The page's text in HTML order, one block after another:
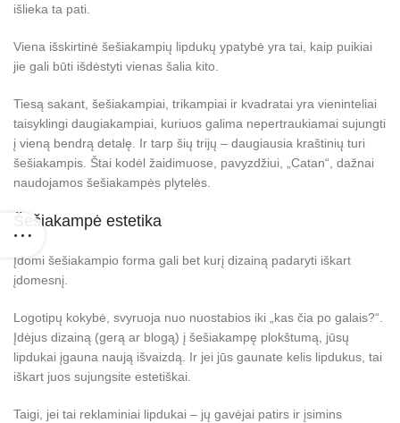
išlieka ta pati.
Viena išskirtinė šešiakampių lipdukų ypatybė yra tai, kaip puikiai
jie gali būti išdėstyti vienas šalia kito.
Tiesą sakant, šešiakampiai, trikampiai ir kvadratai yra vieninteliai
taisyklingi daugiakampiai, kuriuos galima nepertraukiamai sujungti
į vieną bendrą detalę. Ir tarp šių trijų – daugiausia kraštinių turi
šešiakampis. Štai kodėl žaidimuose, pavyzdžiui, „Catan“, dažnai
naudojamos šešiakampės plytelės.
Šešiakampė estetika
Įdomi šešiakampio forma gali bet kurį dizainą padaryti iškart
įdomesnį.
Logotipų kokybė, svyruoja nuo nuostabios iki „kas čia po galais?“.
Įdėjus dizainą (gerą ar blogą) į šešiakampę plokštumą, jūsų
lipdukai įgauna naują išvaizdą. Ir jei jūs gaunate kelis lipdukus, tai
iškart juos sujungsite estetiškai.
Taigi, jei tai reklaminiai lipdukai – jų gavėjai patirs ir įsimins